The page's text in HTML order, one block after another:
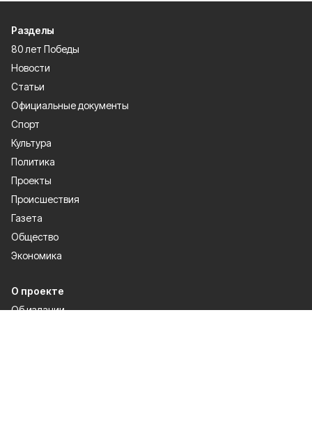
Разделы
80 лет Победы
Новости
Статьи
Официальные документы
Спорт
Культура
Политика
Проекты
Происшествия
Газета
Общество
Экономика
О проекте
Об издании